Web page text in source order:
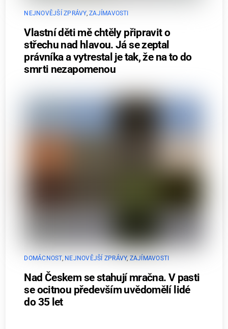
NEJNOVĚJŠÍ ZPRÁVY,ZAJÍMAVOSTI
Vlastní děti mě chtěly připravit o
střechu nad hlavou. Já se zeptal
právníka a vytrestal je tak, že na to do
smrti nezapomenou
DOMÁCNOST, NEJNOVĚJŠÍ ZPRÁVY, ZAJÍMAVOSTI
Nad Českem se stahují mračna. V pasti
se ocitnou především uvědomělí lidé
do 35 let